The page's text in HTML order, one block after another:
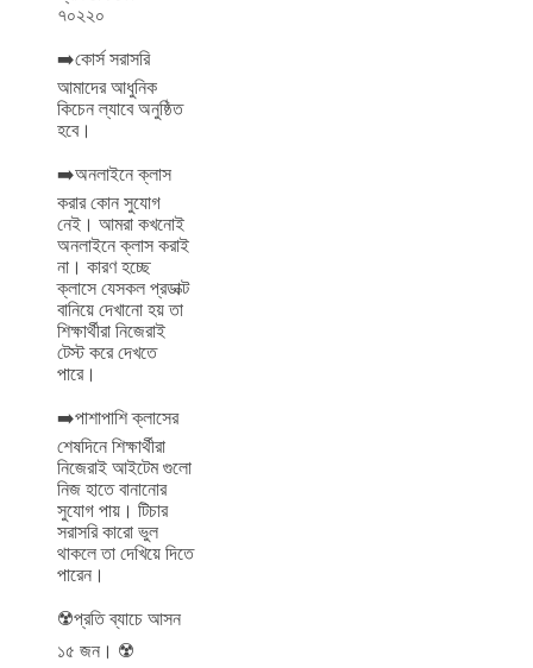
৭০২২০
➡️কোর্স সরাসরি
আমাদের আধুনিক
কিচেন ল্যাবে অনুষ্ঠিত
হবে।
➡️অনলাইনে ক্লাস
করার কোন সুযোগ
নেই। আমরা কখনোই
অনলাইনে ক্লাস করাই
না। কারণ হচ্ছে
ক্লাসে যেসকল প্রডাক্ট
বানিয়ে দেখানো হয় তা
শিক্ষার্থীরা নিজেরাই
টেস্ট করে দেখতে
পারে।
➡️পাশাপাশি ক্লাসের
শেষদিনে শিক্ষার্থীরা
নিজেরাই আইটেম গুলো
নিজ হাতে বানানোর
সুযোগ পায়। টিচার
সরাসরি কারো ভুল
থাকলে তা দেখিয়ে দিতে
পারেন।
☢️প্রতি ব্যাচে আসন
১৫ জন। ☢️